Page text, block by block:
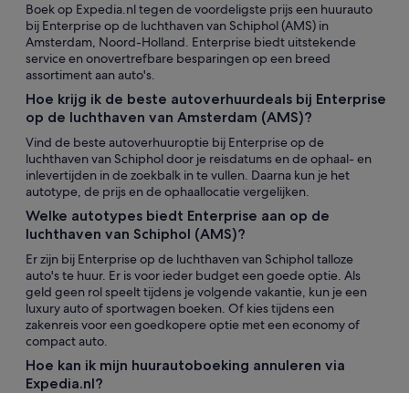
Boek op Expedia.nl tegen de voordeligste prijs een huurauto
bij Enterprise op de luchthaven van Schiphol (AMS) in
Amsterdam, Noord-Holland. Enterprise biedt uitstekende
service en onovertrefbare besparingen op een breed
assortiment aan auto's.
Hoe krijg ik de beste autoverhuurdeals bij Enterprise
op de luchthaven van Amsterdam (AMS)?
Vind de beste autoverhuuroptie bij Enterprise op de
luchthaven van Schiphol door je reisdatums en de ophaal- en
inlevertijden in de zoekbalk in te vullen. Daarna kun je het
autotype, de prijs en de ophaallocatie vergelijken.
Welke autotypes biedt Enterprise aan op de
luchthaven van Schiphol (AMS)?
Er zijn bij Enterprise op de luchthaven van Schiphol talloze
auto's te huur. Er is voor ieder budget een goede optie. Als
geld geen rol speelt tijdens je volgende vakantie, kun je een
luxury auto of sportwagen boeken. Of kies tijdens een
zakenreis voor een goedkopere optie met een economy of
compact auto.
Hoe kan ik mijn huurautoboeking annuleren via
Expedia.nl?